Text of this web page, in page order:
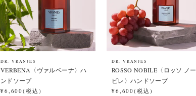
DR. VRANJES
VERBENA〈ヴァルベーナ〉ハ
ンドソープ
¥6,600(税込)
DR. VRANJES
ROSSO NOBILE〈ロッソ ノー
ビレ〉ハンドソープ
¥6,600(税込)